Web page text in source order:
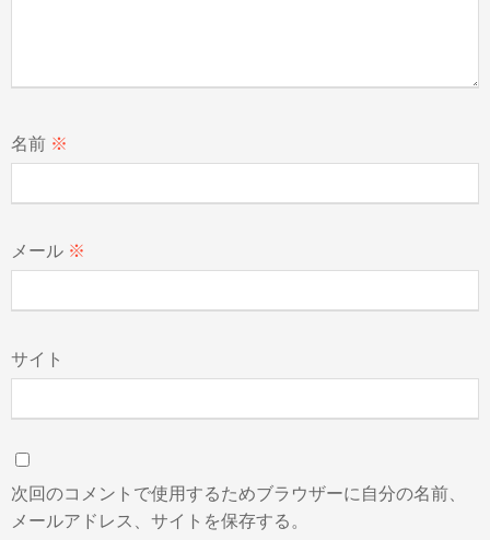
名前 ※
メール ※
サイト
次回のコメントで使用するためブラウザーに自分の名前、
メールアドレス、サイトを保存する。